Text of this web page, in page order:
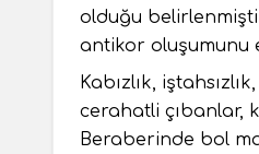
olduğu
antikor oluşumunu
Kabızlık,
cerahatli çıbanlar,
Beraberinde bol